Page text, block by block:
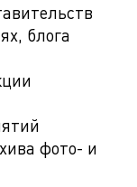
блога
фото- и